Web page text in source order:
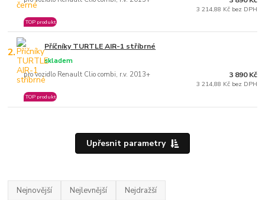
TOP produkt
3 214,88 Kč bez DPH
2. Příčníky TURTLE AIR-1 stříbrné
pro vozidlo Renault Clio combi, r.v. 2013+
skladem
TOP produkt
3 890 Kč
3 214,88 Kč bez DPH
Upřesnit parametry
Nejnovější Nejlevnější Nejdražší